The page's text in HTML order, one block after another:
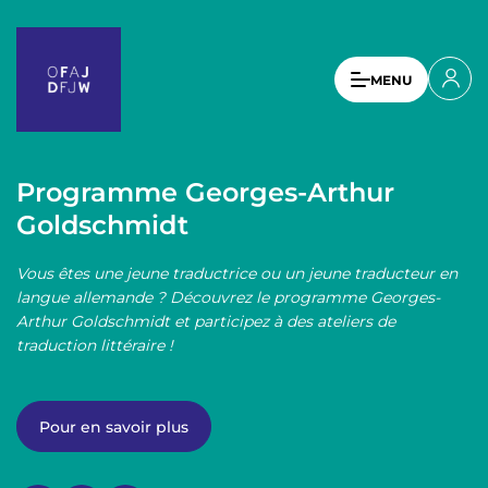
MENU
U
s
c
o
Programme Georges-Arthur
Goldschmidt
Vous êtes une jeune traductrice ou un jeune traducteur en
langue allemande ? Découvrez le programme Georges-
Arthur Goldschmidt et participez à des ateliers de
traduction littéraire !
Pour en savoir plus